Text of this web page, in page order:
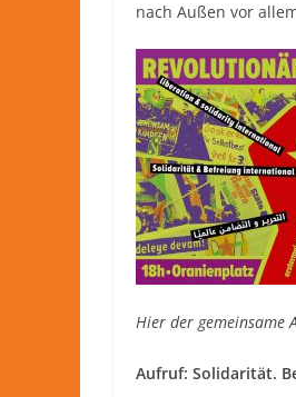
nach Außen vor
Hier der gemeinsame
Aufruf: Solidarität.